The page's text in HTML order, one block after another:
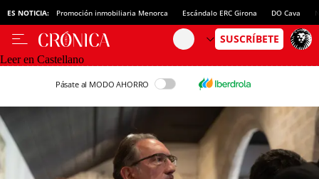
ES NOTICIA: Promoción inmobiliaria Menorca Escándalo ERC Girona DO Cava
Leer en Castellano
Pásate al MODO AHORRO